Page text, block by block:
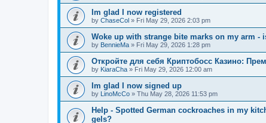
Im glad I now registered
by ChaseCol » Fri May 29, 2026 2:03 pm
Woke up with strange bite marks on my arm
by BennieMa » Fri May 29, 2026 1:28 pm
Откройте для себя Криптобосс Казино:
by KiaraCha » Fri May 29, 2026 12:00 am
Im glad I now signed up
by LinoMcCo » Thu May 28, 2026 11:53 pm
Help - Spotted German cockroaches in my
gels?